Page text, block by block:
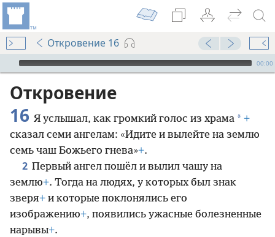
Откровение 16
Audio Player
00:00
Откровение
16 Я услышал, как громкий голос из храма * +
сказал семи ангелам: «Идите и вылейте на землю
семь чаш Божьего гнева»+.
2 Первый ангел пошёл и вылил чашу на
землю+. Тогда на людях, у которых был знак
зверя+ и которые поклонялись его
изображению+, появились ужасные болезненные
нарывы+.